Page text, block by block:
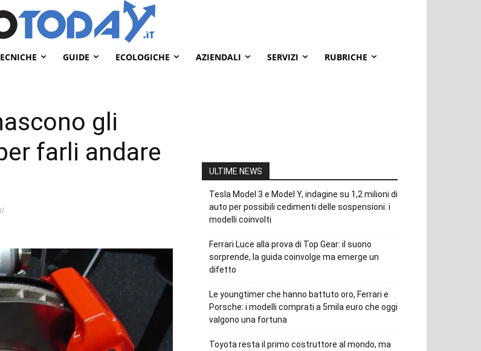
GUIDE ECOLOGICHE AZIENDALI SERVIZI RUBRICHE
gli
farli andare
ULTIME NEWS
Tesla Model 3 e Model Y, indagine su 1,2 milioni di
auto per possibili cedimenti delle sospensioni: i
modelli coinvolti
Ferrari Luce alla prova di Top Gear: il suono
sorprende, la guida coinvolge ma emerge un
difetto
Le youngtimer che hanno battuto oro, Ferrari e
Porsche: i modelli comprati a 5mila euro che oggi
valgono una fortuna
Toyota resta il primo costruttore al mondo, ma